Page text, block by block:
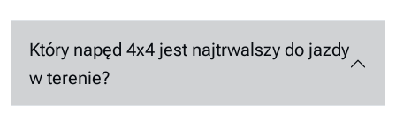
Który napęd 4x4 jest najtrwalszy do jazdy
w terenie?